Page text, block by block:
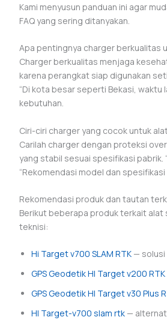
Kami menyusun panduan ini agar
FAQ yang sering ditanyakan.
Apa pentingnya charger berkualitas
Charger berkualitas menjaga
karena perangkat siap digunakan
“Di kota besar seperti Bekasi,
kebutuhan.
Ciri-ciri charger yang cocok untuk
Carilah charger dengan proteksi
yang stabil sesuai spesifikasi pabrik. “
“Rekomendasi model dan
Rekomendasi produk dan tautan
Berikut beberapa produk terkait alat
teknisi:
Hi Target v700 SLAM RTK — solusi
GPS Geodetik HI Target v200 RTK
GPS Geodetik HI Target v30 Plus
HI Target-v700 slam rtk —